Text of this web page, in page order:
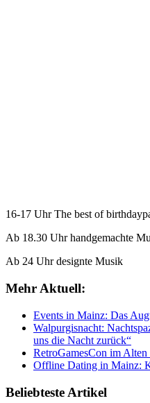
16-17 Uhr The best of
Ab 18.30 Uhr handgemachte
Ab 24 Uhr designte Musik
Mehr Aktuell:
Events in Mainz: Das
Walpurgisnacht:
uns die Nacht zurück“
RetroGamesCon im
Offline Dating in Mainz:
Beliebteste Artikel